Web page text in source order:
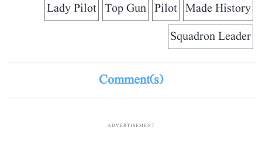
Made History
Pilot
Top Gun
Lady Pilot
Squadron Leader
Comment(s)
ADVERTISEMENT